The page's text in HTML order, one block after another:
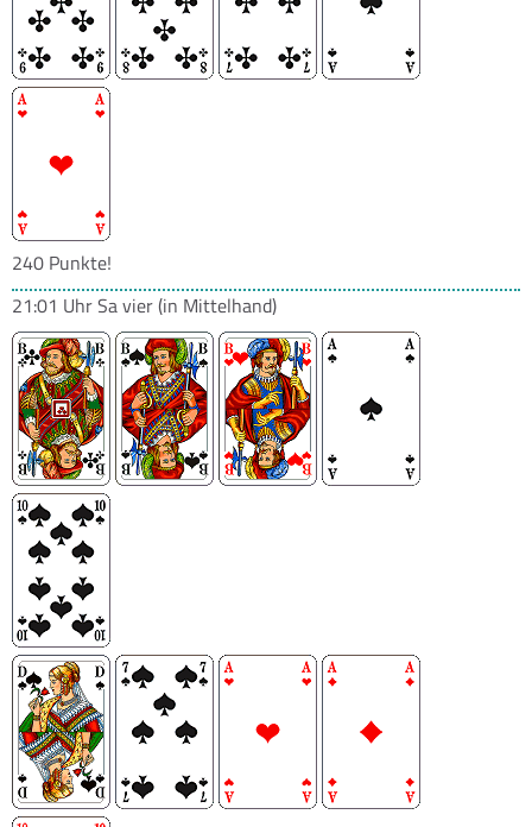
240 Punkte!
21:01 UhrSa vier(in Mittelhand)